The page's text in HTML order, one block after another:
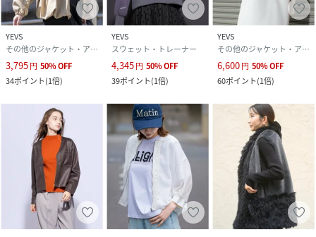
YEVS
その他のジャケット・アウター
3,795円 50%OFF
34ポイント(1倍)
YEVS
スウェット・トレーナー
4,345円 50%OFF
39ポイント(1倍)
YEVS
その他のジャケット・アウター
6,600円 50%OFF
60ポイント(1倍)